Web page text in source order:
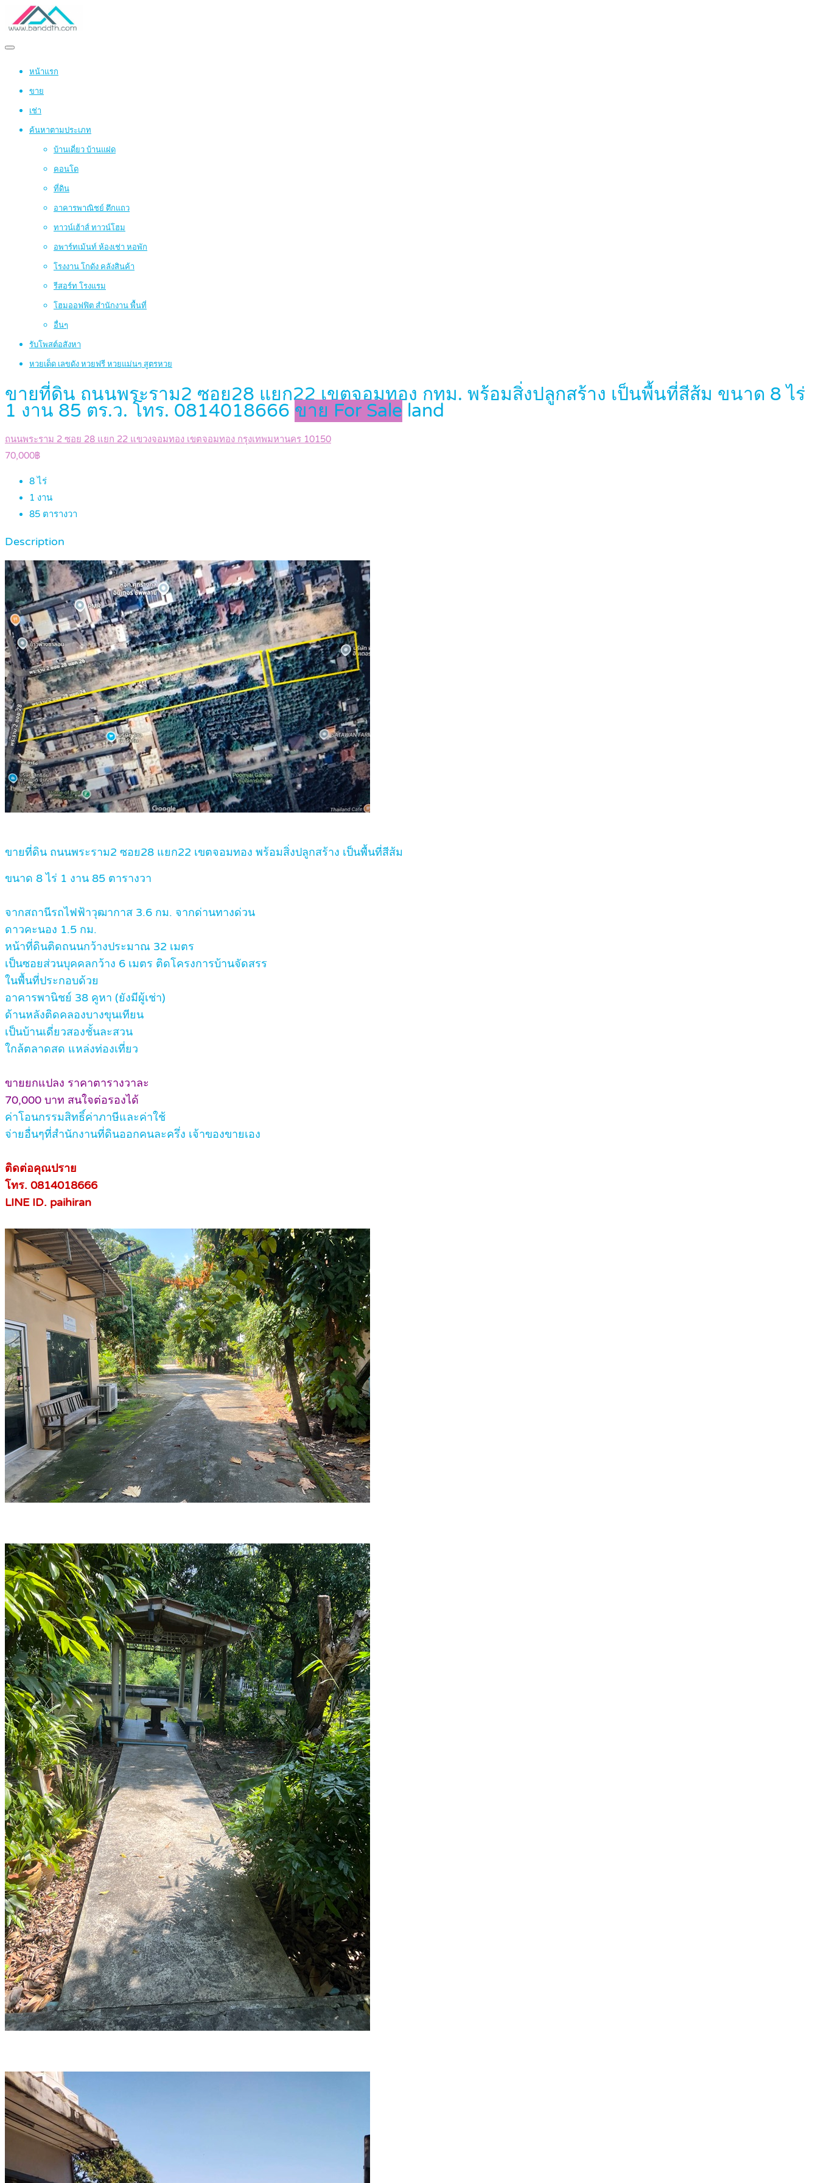
หน้าแรก
ขาย
เช่า
ค้นหาตามประเภท
บ้านเดี่ยว บ้านแฝด
คอนโด
ที่ดิน
อาคารพาณิชย์ ตึกแถว
ทาวน์เฮ้าส์ ทาวน์โฮม
อพาร์ทเม้นท์ ห้องเช่า หอพัก
โรงงาน โกดัง คลังสินค้า
รีสอร์ท โรงแรม
โฮมออฟฟิต สำนักงาน พื้นที่
อื่นๆ
รับโพสต์อสังหา
หวยเด็ด เลขดัง หวยฟรี หวยแม่นๆ สูตรหวย
ขายที่ดิน ถนนพระราม2 ซอย28 แยก22 เขตจอมทอง กทม. พร้อมสิ่งปลูกสร้าง เป็นพื้นที่สีส้ม ขนาด 8 ไร่
1 งาน 85 ตร.ว. โทร. 0814018666 ขาย For Sale land
ถนนพระราม 2 ซอย 28 แยก 22 แขวงจอมทอง เขตจอมทอง กรุงเทพมหานคร 10150
70,000฿
8ไร่
1 งาน
85 ตารางวา
Description
ขายที่ดิน ถนนพระราม2 ซอย28 แยก22 เขตจอมทอง พร้อมสิ่งปลูกสร้าง เป็นพื้นที่สีส้ม
ขนาด 8 ไร่ 1 งาน 85 ตารางวา
จากสถานีรถไฟฟ้าวุฒากาส 3.6 กม. จากด่านทางด่วน
ดาวคะนอง 1.5 กม.
หน้าที่ดินติดถนนกว้างประมาณ 32 เมตร
เป็นซอยส่วนบุคคลกว้าง 6 เมตร ติดโครงการบ้านจัดสรร
ในพื้นที่ประกอบด้วย
อาคารพานิชย์ 38 คูหา (ยังมีผู้เช่า)
ด้านหลังติดคลองบางขุนเทียน
เป็นบ้านเดี่ยวสองชั้นละสวน
ใกล้ตลาดสด แหล่งท่องเที่ยว
ขายยกแปลง ราคาตารางวาละ
70,000 บาท สนใจต่อรองได้
ค่าโอนกรรมสิทธิ์ค่าภาษีและค่าใช้
จ่ายอื่นๆที่สำนักงานที่ดินออกคนละครึ่ง เจ้าของขายเอง
ติดต่อคุณปราย
โทร. 0814018666
LINE ID. paihiran